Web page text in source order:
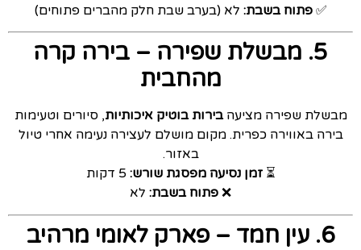
✅פתוח בשבת: לא (בערב שבת חלק מהברים פתוחים)
5. מבשלת שפירה – בירה קרה
מהחבית
מבשלת שפירה מציעהבירות בוטיק איכותיות, סיורים וטעימות
בירה באווירה כפרית. מקום מושלם לעצירה נעימה אחרי טיול
באזור.
⏳זמן נסיעה מפסגת שורש: 5 דקות
❌ פתוח בשבת: לא
6. עין חמד – פארק לאומי מרהיב